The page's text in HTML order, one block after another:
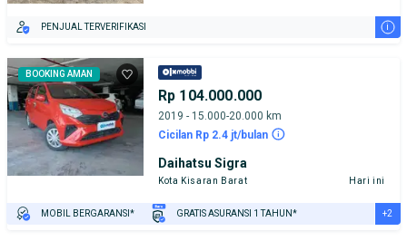
PENJUAL TERVERIFIKASI i
BOOKING AMAN
Rp 104.000.000
2019 - 15.000-20.000 km
Cicilan Rp 2.4 jt/bulan
Daihatsu Sigra
Kota Kisaran Barat Hari ini
MOBIL BERGARANSI* GRATIS ASURANSI 1 TAHUN* +2